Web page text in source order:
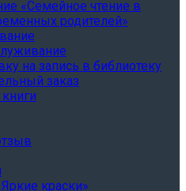
«Семейное чтение в
родителей»
на запись в библиотеку
заказ
краски»